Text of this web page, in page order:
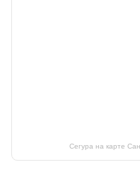
Сегура на карте